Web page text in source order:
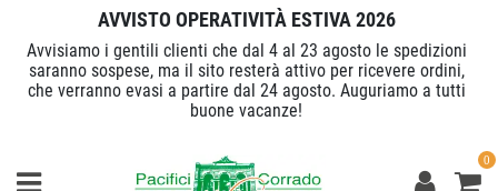
AVVISTO OPERATIVITÀ ESTIVA 2026
Avvisiamo i gentili clienti che dal 4 al 23 agosto le spedizioni
saranno sospese, ma il sito resterà attivo per ricevere ordini,
che verranno evasi a partire dal 24 agosto. Auguriamo a tutti
buone vacanze!
0